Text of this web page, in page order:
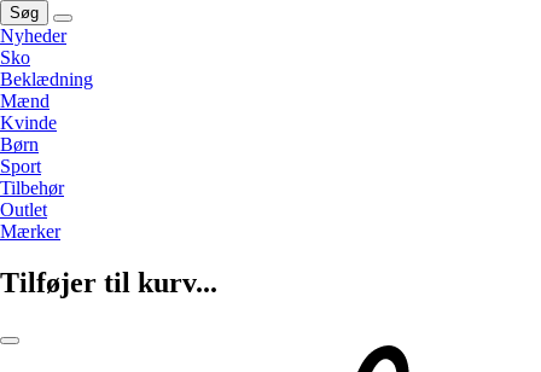
Søg
Nyheder
Sko
Beklædning
Mænd
Kvinde
Børn
Sport
Tilbehør
Outlet
Mærker
Tilføjer til kurv...